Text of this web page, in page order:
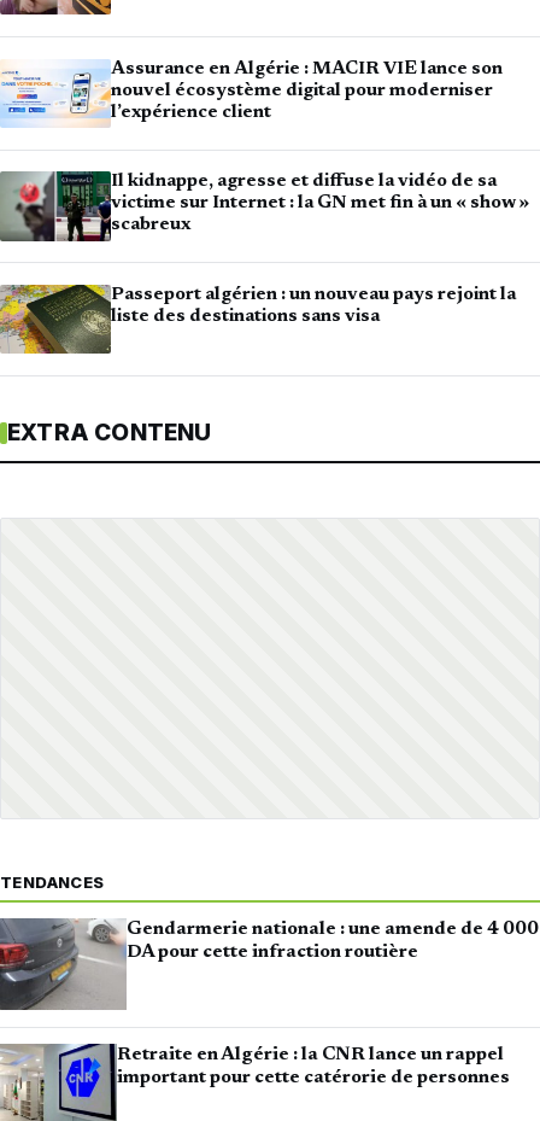
Assurance en Algérie : MACIR VIE lance son
nouvel écosystème digital pour moderniser
l’expérience client
Il kidnappe, agresse et diffuse la vidéo de sa
victime sur Internet : la GN met fin à un « show »
scabreux
Passeport algérien : un nouveau pays rejoint la
liste des destinations sans visa
EXTRA CONTENU
TENDANCES
Gendarmerie nationale : une amende de 4 000
DA pour cette infraction routière
Retraite en Algérie : la CNR lance un rappel
important pour cette catérorie de personnes